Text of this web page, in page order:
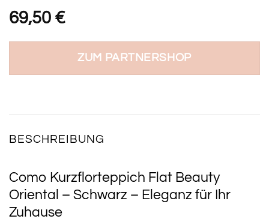
69,50 €
ZUM PARTNERSHOP
BESCHREIBUNG
Como Kurzflorteppich Flat Beauty
Oriental – Schwarz – Eleganz für Ihr
Zuhause